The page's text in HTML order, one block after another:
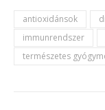
antioxidánsok
immunrendszer
természetes